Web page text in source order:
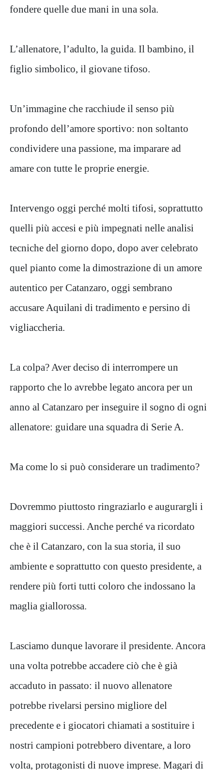
fondere quelle due mani in una sola.
L’allenatore, l’adulto, la guida. Il bambino, il
figlio simbolico, il giovane tifoso.
Un’immagine che racchiude il senso più
profondo dell’amore sportivo: non soltanto
condividere una passione, ma imparare ad
amare con tutte le proprie energie.
Intervengo oggi perché molti tifosi, soprattutto
quelli più accesi e più impegnati nelle analisi
tecniche del giorno dopo, dopo aver celebrato
quel pianto come la dimostrazione di un amore
autentico per Catanzaro, oggi sembrano
accusare Aquilani di tradimento e persino di
vigliaccheria.
La colpa? Aver deciso di interrompere un
rapporto che lo avrebbe legato ancora per un
anno al Catanzaro per inseguire il sogno di ogni
allenatore: guidare una squadra di Serie A.
Ma come lo si può considerare un tradimento?
Dovremmo piuttosto ringraziarlo e augurargli i
maggiori successi. Anche perché va ricordato
che è il Catanzaro, con la sua storia, il suo
ambiente e soprattutto con questo presidente, a
rendere più forti tutti coloro che indossano la
maglia giallorossa.
Lasciamo dunque lavorare il presidente. Ancora
una volta potrebbe accadere ciò che è già
accaduto in passato: il nuovo allenatore
potrebbe rivelarsi persino migliore del
precedente e i giocatori chiamati a sostituire i
nostri campioni potrebbero diventare, a loro
volta, protagonisti di nuove imprese. Magari di